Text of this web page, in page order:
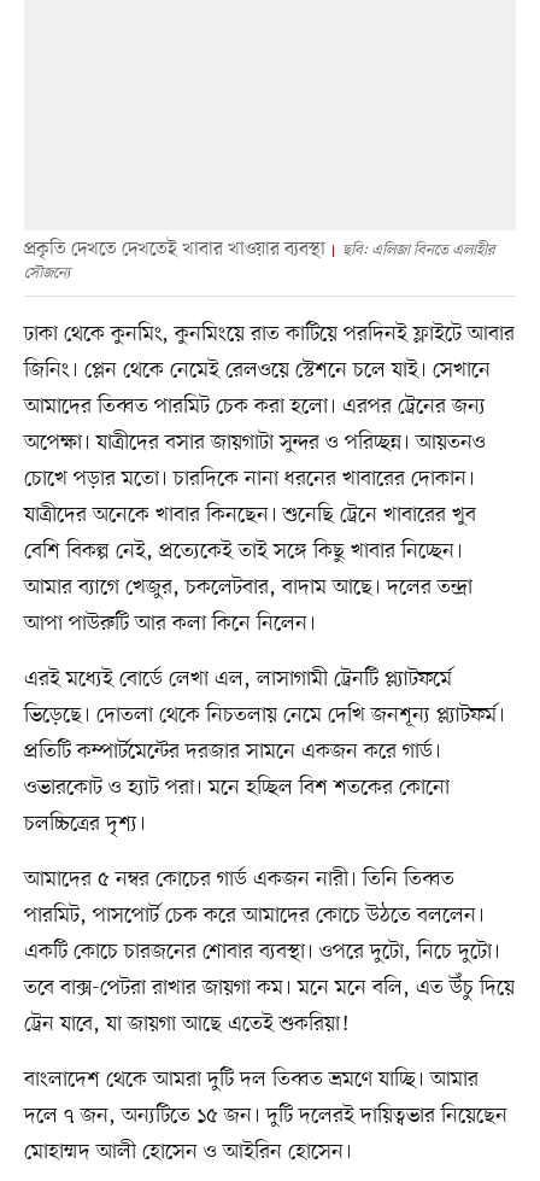
প্রকৃতি দেখতে দেখতেই খাবার খাওয়ার ব্যবস্থা
ছবি: এলিজা বিনতে এলাহীর
সৌজন্যে
ঢাকা থেকে কুনমিং, কুনমিংয়ে রাত কাটিয়ে পরদিনই ফ্লাইটে আবার
জিনিং। প্লেন থেকে নেমেই রেলওয়ে স্টেশনে চলে যাই। সেখানে
আমাদের তিব্বত পারমিট চেক করা হলো। এরপর ট্রেনের জন্য
অপেক্ষা। যাত্রীদের বসার জায়গাটা সুন্দর ও পরিচ্ছন্ন। আয়তনও
চোখে পড়ার মতো। চারদিকে নানা ধরনের খাবারের দোকান।
যাত্রীদের অনেকে খাবার কিনছেন। শুনেছি ট্রেনে খাবারের খুব
বেশি বিকল্প নেই, প্রত্যেকেই তাই সঙ্গে কিছু খাবার নিচ্ছেন।
আমার ব্যাগে খেজুর, চকলেটবার, বাদাম আছে। দলের তন্দ্রা
আপা পাউরুটি আর কলা কিনে নিলেন।
এরই মধ্যেই বোর্ডে লেখা এল, লাসাগামী ট্রেনটি প্ল্যাটফর্মে
ভিড়েছে। দোতলা থেকে নিচতলায় নেমে দেখি জনশূন্য প্ল্যাটফর্ম।
প্রতিটি কম্পার্টমেন্টের দরজার সামনে একজন করে গার্ড।
ওভারকোট ও হ্যাট পরা। মনে হচ্ছিল বিশ শতকের কোনো
চলচ্চিত্রের দৃশ্য।
আমাদের ৫ নম্বর কোচের গার্ড একজন নারী। তিনি তিব্বত
পারমিট, পাসপোর্ট চেক করে আমাদের কোচে উঠতে বললেন।
একটি কোচে চারজনের শোবার ব্যবস্থা। ওপরে দুটো, নিচে দুটো।
তবে বাক্স-পেটরা রাখার জায়গা কম। মনে মনে বলি, এত উঁচু দিয়ে
ট্রেন যাবে, যা জায়গা আছে এতেই শুকরিয়া!
বাংলাদেশ থেকে আমরা দুটি দল তিব্বত ভ্রমণে যাচ্ছি। আমার
দলে ৭ জন, অন্যটিতে ১৫ জন। দুটি দলেরই দায়িত্বভার নিয়েছেন
মোহাম্মদ আলী হোসেন ও আইরিন হোসেন।